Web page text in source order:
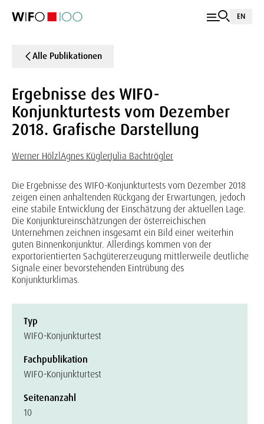
EN
Alle Publikationen
Ergebnisse des WIFO-
Konjunkturtests vom Dezember
2018. Grafische Darstellung
Werner Hölzl Agnes KüglerJulia Bachtrögler
Die Ergebnisse des WIFO-Konjunkturtests vom Dezember 2018
zeigen einen anhaltenden Rückgang der Erwartungen, jedoch
eine stabile Entwicklung der Einschätzung der aktuellen Lage.
Die Konjunktureinschätzungen der österreichischen
Unternehmen zeichnen insgesamt ein Bild einer weiterhin
guten Binnenkonjunktur. Allerdings kommen von der
exportorientierten Sachgütererzeugung mittlerweile deutliche
Signale einer bevorstehenden Eintrübung des
Konjunkturklimas.
Typ
WIFO-Konjunkturtest
Fachpublikation
WIFO-Konjunkturtest
Seitenanzahl
10